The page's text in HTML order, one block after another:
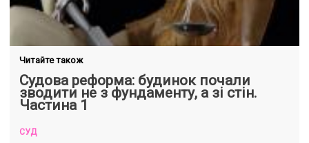
Читайте також
Судова реформа: будинок почали
зводити не з фундаменту, а зі стін.
Частина 1
СУД